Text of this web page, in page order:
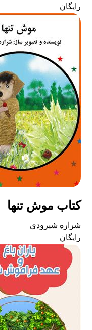
رایگان
کتاب موش تنها
شراره شیرودی
رایگان